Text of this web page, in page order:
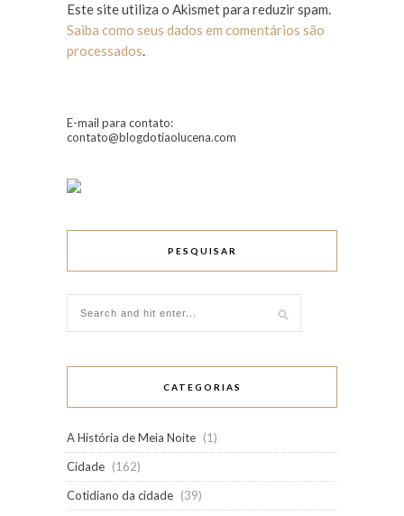
Este site utiliza o Akismet para reduzir spam.
Saiba como seus dados em comentários são
processados.
E-mail para contato:
contato@blogdotiaolucena.com
PESQUISAR
CATEGORIAS
A História de Meia Noite (1)
Cidade (162)
Cotidiano da cidade (39)